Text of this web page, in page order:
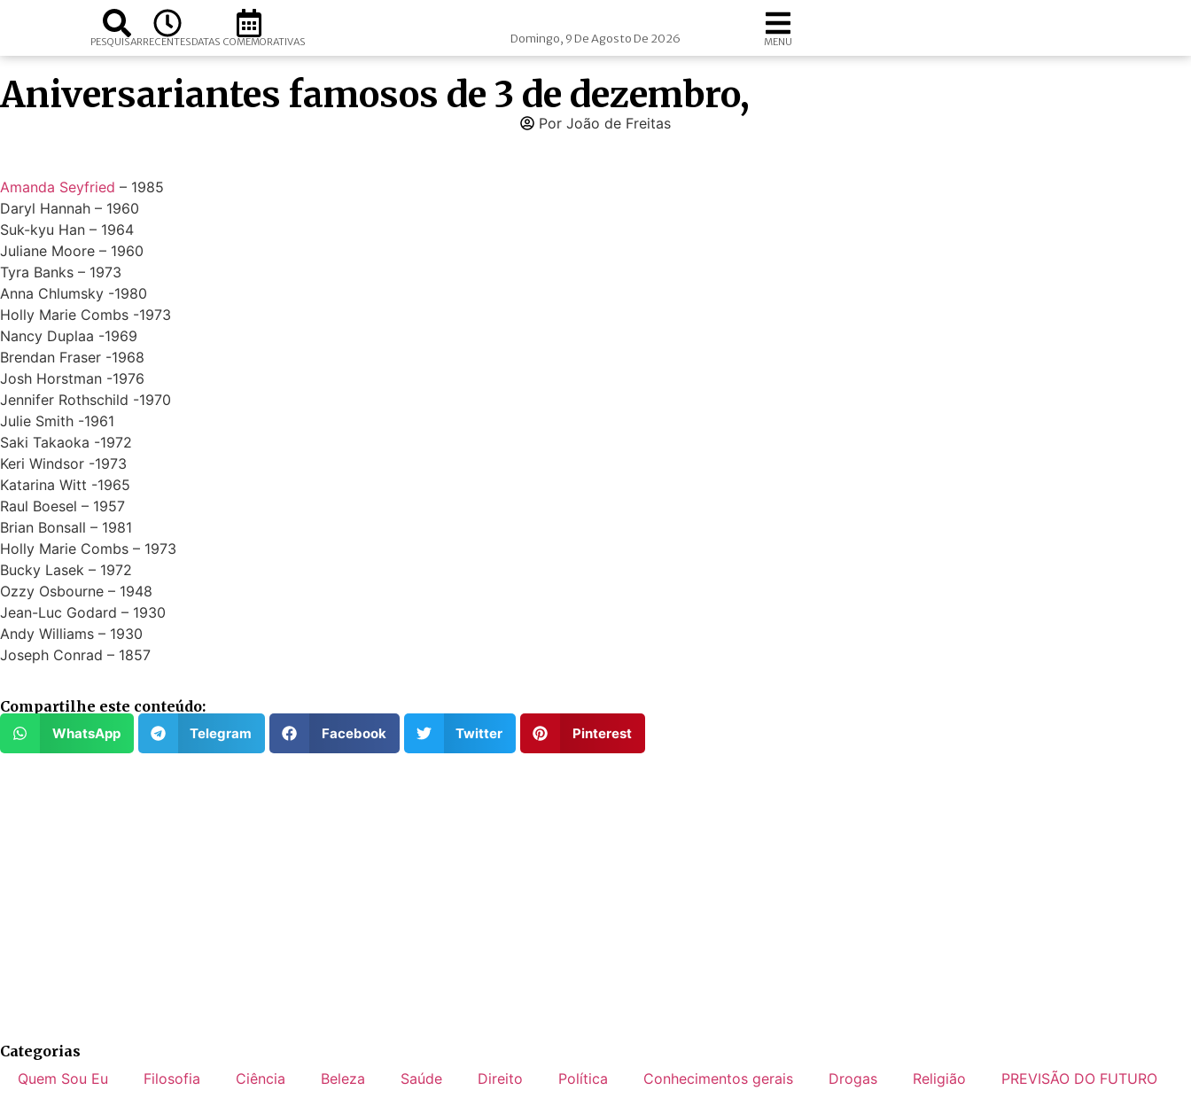
PESQUISARRECENTESDATAS COMEMORATIVAS Domingo, 9 De Agosto De 2026 MENU
Aniversariantes famosos de 3 de dezembro,
Por João de Freitas
Amanda Seyfried – 1985
Daryl Hannah – 1960
Suk-kyu Han – 1964
Juliane Moore – 1960
Tyra Banks – 1973
Anna Chlumsky -1980
Holly Marie Combs -1973
Nancy Duplaa -1969
Brendan Fraser -1968
Josh Horstman -1976
Jennifer Rothschild -1970
Julie Smith -1961
Saki Takaoka -1972
Keri Windsor -1973
Katarina Witt -1965
Raul Boesel – 1957
Brian Bonsall – 1981
Holly Marie Combs – 1973
Bucky Lasek – 1972
Ozzy Osbourne – 1948
Jean-Luc Godard – 1930
Andy Williams – 1930
Joseph Conrad – 1857
Compartilhe este conteúdo:
WhatsApp Telegram Facebook Twitter Pinterest
Categorias
Quem Sou Eu
Filosofia Ciência Beleza Saúde Direito Política Conhecimentos gerais Drogas Religião PREVISÃO DO FUTURO